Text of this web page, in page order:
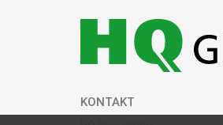
KONTAKT